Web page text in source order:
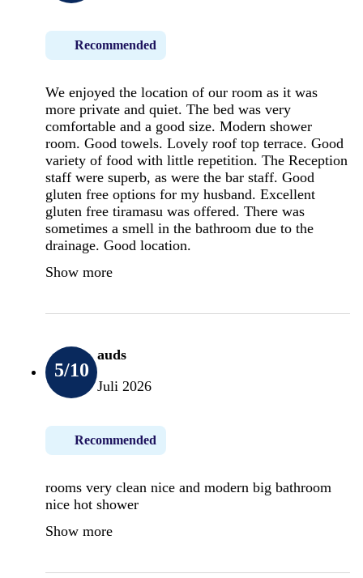
Recommended
We enjoyed the location of our room as it was
more private and quiet. The bed was very
comfortable and a good size. Modern shower
room. Good towels. Lovely roof top terrace. Good
variety of food with little repetition. The Reception
staff were superb, as were the bar staff. Good
gluten free options for my husband. Excellent
gluten free tiramasu was offered. There was
sometimes a smell in the bathroom due to the
drainage. Good location.
Show more
5/10
auds
Juli 2026
Recommended
rooms very clean nice and modern big bathroom
nice hot shower
Show more